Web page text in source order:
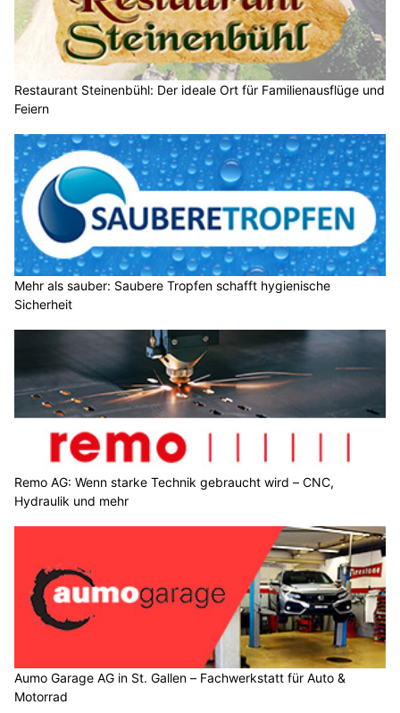
Restaurant Steinenbühl: Der ideale Ort für Familienausflüge und
Feiern
Mehr als sauber: Saubere Tropfen schafft hygienische
Sicherheit
Remo AG: Wenn starke Technik gebraucht wird – CNC,
Hydraulik und mehr
Aumo Garage AG in St. Gallen – Fachwerkstatt für Auto &
Motorrad